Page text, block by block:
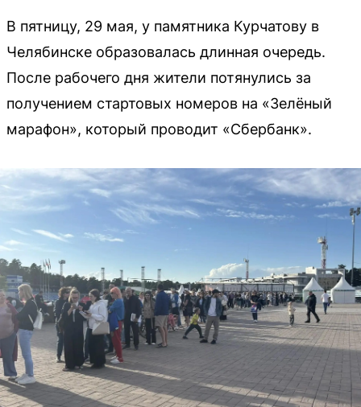
В пятницу, 29 мая, у памятника Курчатову в
Челябинске образовалась длинная очередь.
После рабочего дня жители потянулись за
получением стартовых номеров на «Зелёный
марафон», который проводит «Сбербанк».